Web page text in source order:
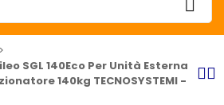
SGL 140Eco Per Unità Esterna
140kg TECNOSYSTEMI -